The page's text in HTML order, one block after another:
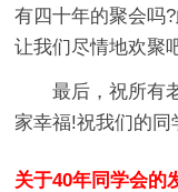
有四十年的聚会吗
让我们尽情地欢聚
最后，祝所有
家幸福!祝我们的同
关于40年同学会的